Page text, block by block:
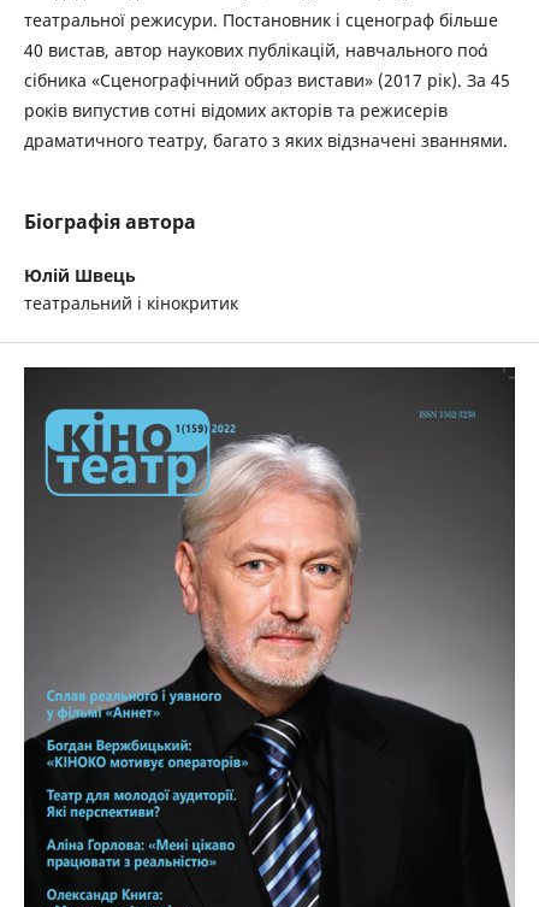
театральної режисури. Постановник і сценограф більше
40 вистав, автор наукових публікацій, навчального по
сібника «Сценографічний образ вистави» (2017 рік). За 45
років випустив сотні відомих акторів та режисерів
драматичного театру, багато з яких відзначені званнями.
Біографія автора
Юлій Швець
театральний і кінокритик